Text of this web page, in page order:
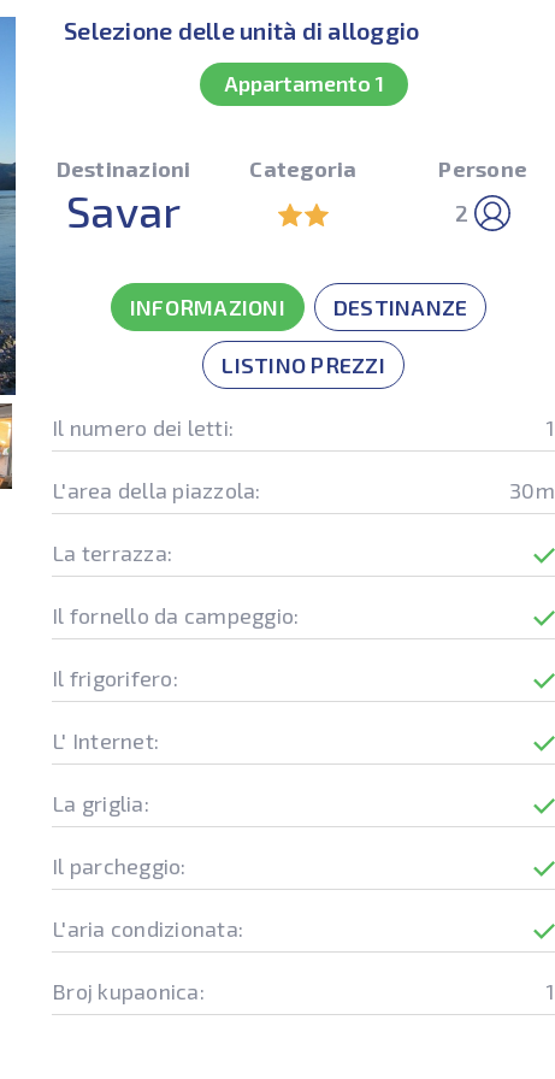
Selezione delle unità di alloggio
Appartamento 1
Destinazioni
Savar
Categoria
Persone
2
INFORMAZIONI DESTINANZE
LISTINO PREZZI
Il numero dei letti: 1
L'area della piazzola: 30m
La terrazza:
Il fornello da campeggio:
Il frigorifero:
L' Internet:
La griglia:
Il parcheggio:
L'aria condizionata:
Broj kupaonica: 1